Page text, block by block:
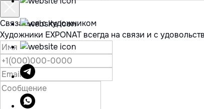
Связаться с художником
Художники EXPONAT всегда на связи и с